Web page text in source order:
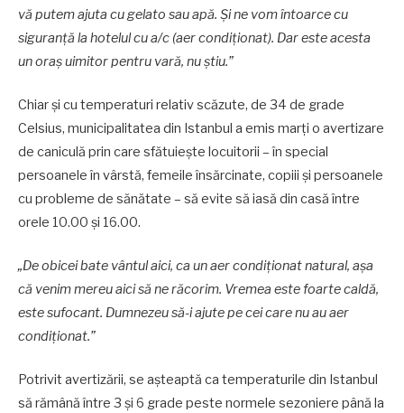
vă putem ajuta cu gelato sau apă. Și ne vom întoarce cu
siguranță la hotelul cu a/c (aer condiționat). Dar este acesta
un oraș uimitor pentru vară, nu știu.”
Chiar și cu temperaturi relativ scăzute, de 34 de grade
Celsius, municipalitatea din Istanbul a emis marți o avertizare
de caniculă prin care sfătuiește locuitorii – în special
persoanele în vârstă, femeile însărcinate, copiii și persoanele
cu probleme de sănătate – să evite să iasă din casă între
orele 10.00 și 16.00.
„De obicei bate vântul aici, ca un aer condiționat natural, așa
că venim mereu aici să ne răcorim. Vremea este foarte caldă,
este sufocant. Dumnezeu să-i ajute pe cei care nu au aer
condiționat.”
Potrivit avertizării, se așteaptă ca temperaturile din Istanbul
să rămână între 3 și 6 grade peste normele sezoniere până la